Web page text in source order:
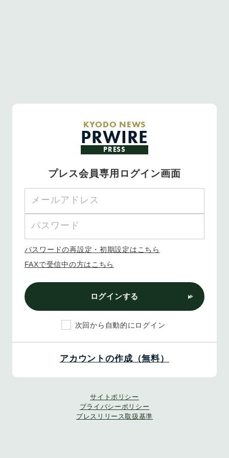
KYODO NEWS
PRWIRE
PRESS
プレス会員専用ログイン画面
パスワードの再設定・初期設定はこちら
FAXで受信中の方はこちら
ログインする
次回から自動的にログイン
アカウントの作成（無料）
サイトポリシー
プライバシーポリシー
プレスリリース取扱基準